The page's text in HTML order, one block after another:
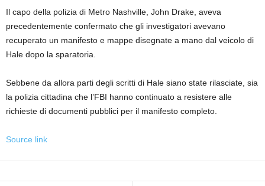
Il capo della polizia di Metro Nashville, John Drake, aveva
precedentemente confermato che gli investigatori avevano
recuperato un manifesto e mappe disegnate a mano dal veicolo di
Hale dopo la sparatoria.
Sebbene da allora parti degli scritti di Hale siano state rilasciate, sia
la polizia cittadina che l’FBI hanno continuato a resistere alle
richieste di documenti pubblici per il manifesto completo.
Source link